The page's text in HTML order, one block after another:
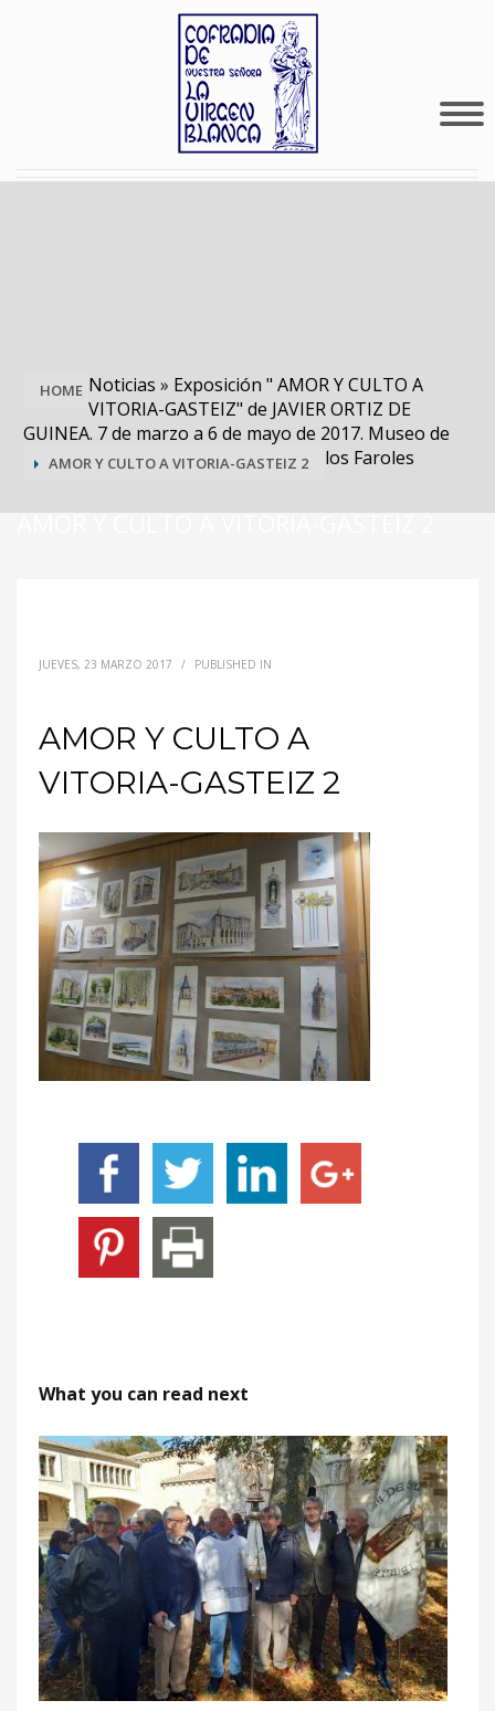
HOME Noticias » Exposición " AMOR Y CULTO A
VITORIA-GASTEIZ" de JAVIER ORTIZ DE
GUINEA. 7 de marzo a 6 de mayo de 2017. Museo de
los Faroles
AMOR Y CULTO A VITORIA-GASTEIZ 2
AMOR Y CULTO A VITORIA-GASTEIZ 2
JUEVES, 23 MARZO 2017 / PUBLISHED IN
AMOR Y CULTO A
VITORIA-GASTEIZ 2
What you can read next